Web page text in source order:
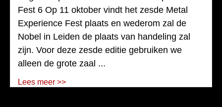
Fest 6 Op 11 oktober vindt het zesde Metal
Experience Fest plaats en wederom zal de
Nobel in Leiden de plaats van handeling zal
zijn. Voor deze zesde editie gebruiken we
alleen de grote zaal ...
Lees meer >>